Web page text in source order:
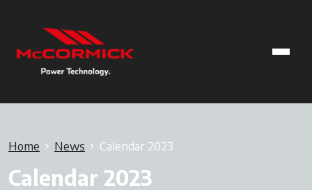
Home News Calendar 2023
Calendar 2023